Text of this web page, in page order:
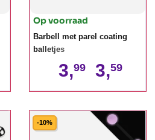
Op voorraad
Barbell met parel coating
balletjes
3,99 3,59
-10%